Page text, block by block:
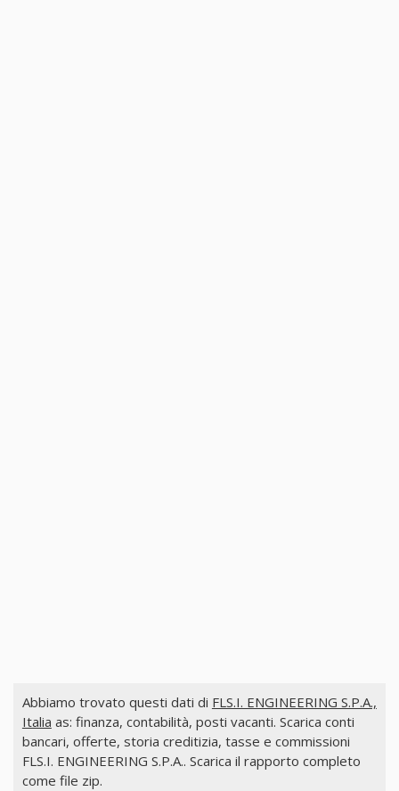
Abbiamo trovato questi dati di FLS.I. ENGINEERING S.P.A.,
Italia as: finanza, contabilità, posti vacanti. Scarica conti
bancari, offerte, storia creditizia, tasse e commissioni
FLS.I. ENGINEERING S.P.A.. Scarica il rapporto completo
come file zip.